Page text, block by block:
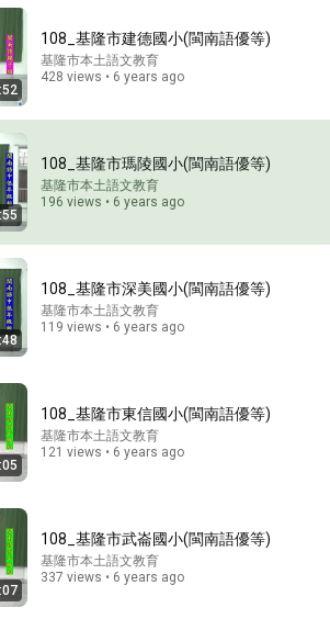
？你有命中有貴人緣！今生注定躲不掉
人生智慧 #命理 #哲學 #曾仕強 #易經 #
慧 #命理 #哲學 #曾仕強 #易經 #正能
views
句話徹底點燃18年積怨！Lucas當面掌
冷淡下逐客令：「我們謝家打了就打
謝霆鋒 #張柏芝 #Lucas #謝振軒
108_基隆市建德國小(閩南語優等)
基隆市本土語文教育
428 views • 6 years ago
108_基隆市瑪陵國小(閩南語優等)
基隆市本土語文教育
196 views • 6 years ago
108_基隆市深美國小(閩南語優等)
基隆市本土語文教育
119 views • 6 years ago
108_基隆市東信國小(閩南語優等)
基隆市本土語文教育
121 views • 6 years ago
108_基隆市武崙國小(閩南語優等)
基隆市本土語文教育
337 views • 6 years ago